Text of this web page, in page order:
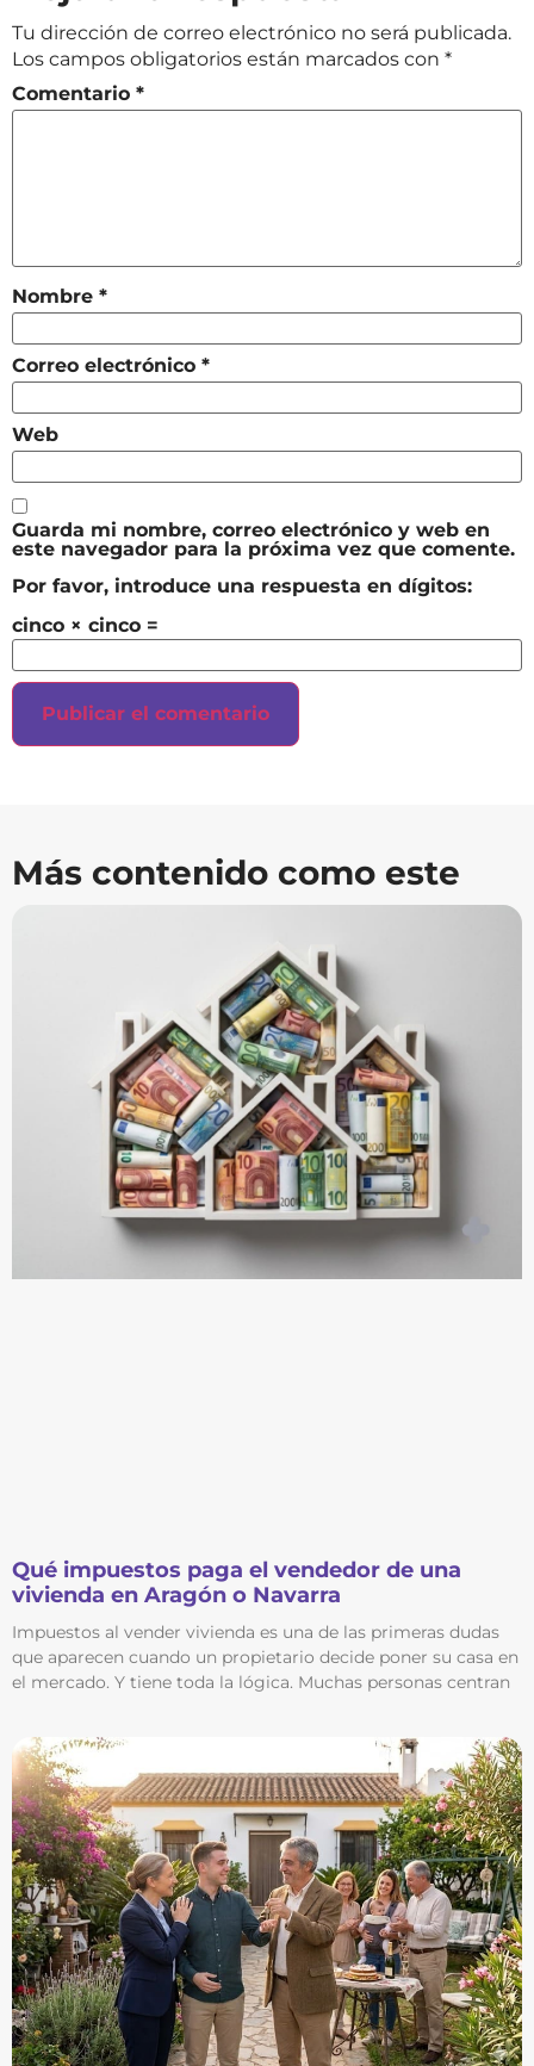
Tu dirección de correo electrónico no será publicada.
Los campos obligatorios están marcados con *
Comentario *
Nombre *
Correo electrónico *
Web
Guarda mi nombre, correo electrónico y web en
este navegador para la próxima vez que comente.
Por favor, introduce una respuesta en dígitos:
cinco × cinco =
Más contenido como este
Qué impuestos paga el vendedor de una
vivienda en Aragón o Navarra
Impuestos al vender vivienda es una de las primeras dudas
que aparecen cuando un propietario decide poner su casa en
el mercado. Y tiene toda la lógica. Muchas personas centran